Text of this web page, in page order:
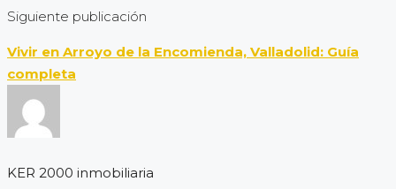
Siguiente publicación
Vivir en Arroyo de la Encomienda, Valladolid: Guía
completa
KER 2000 inmobiliaria